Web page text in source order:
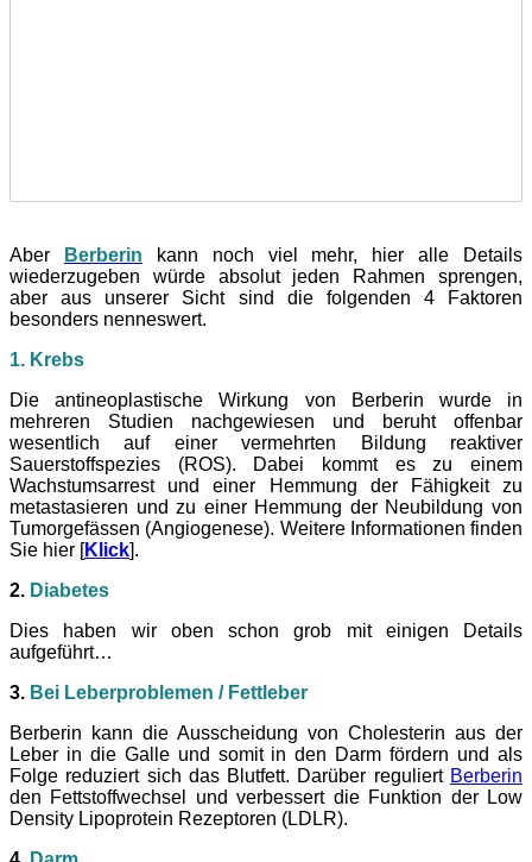
Aber Berberin kann noch viel mehr, hier alle Details
wiederzugeben würde absolut jeden Rahmen sprengen,
aber aus unserer Sicht sind die folgenden 4 Faktoren
besonders nenneswert.
1. Krebs
Die antineoplastische Wirkung von Berberin wurde in
mehreren Studien nachgewiesen und beruht offenbar
wesentlich auf einer vermehrten Bildung reaktiver
Sauerstoffspezies (ROS). Dabei kommt es zu einem
Wachstumsarrest und einer Hemmung der Fähigkeit zu
metastasieren und zu einer Hemmung der Neubildung von
Tumorgefässen (Angiogenese). Weitere Informationen finden
Sie hier [Klick].
2. Diabetes
Dies haben wir oben schon grob mit einigen Details
aufgeführt…
3. Bei Leberproblemen / Fettleber
Berberin kann die Ausscheidung von Cholesterin aus der
Leber in die Galle und somit in den Darm fördern und als
Folge reduziert sich das Blutfett. Darüber reguliert Berberin
den Fettstoffwechsel und verbessert die Funktion der Low
Density Lipoprotein Rezeptoren (LDLR).